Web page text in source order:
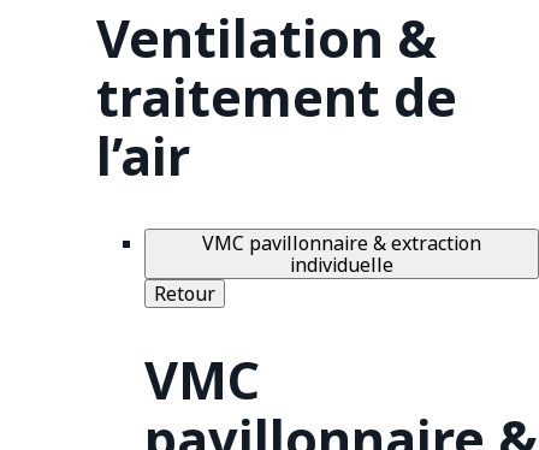
Ventilation &
traitement de
l’air
VMC pavillonnaire & extraction
individuelle
Retour
VMC